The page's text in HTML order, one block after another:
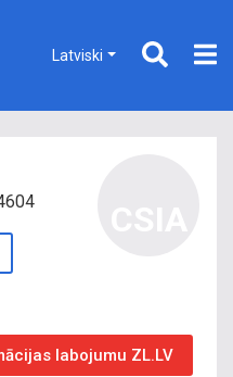
Latviski
labojumu ZL.LV